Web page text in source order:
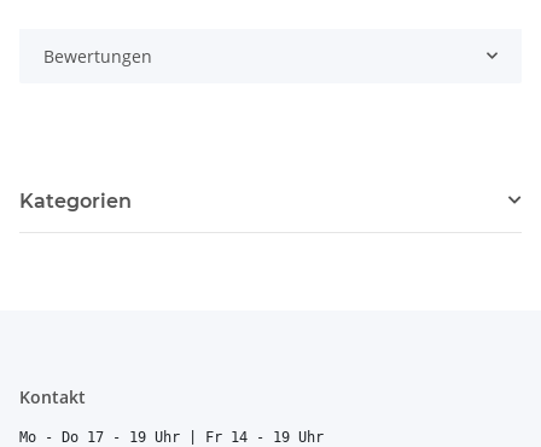
Bewertungen
Kategorien
Kontakt
Mo - Do 17 - 19 Uhr | Fr 14 - 19 Uhr